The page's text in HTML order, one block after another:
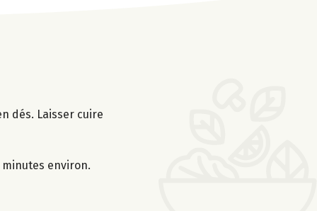
dés. Laisser cuire
environ.